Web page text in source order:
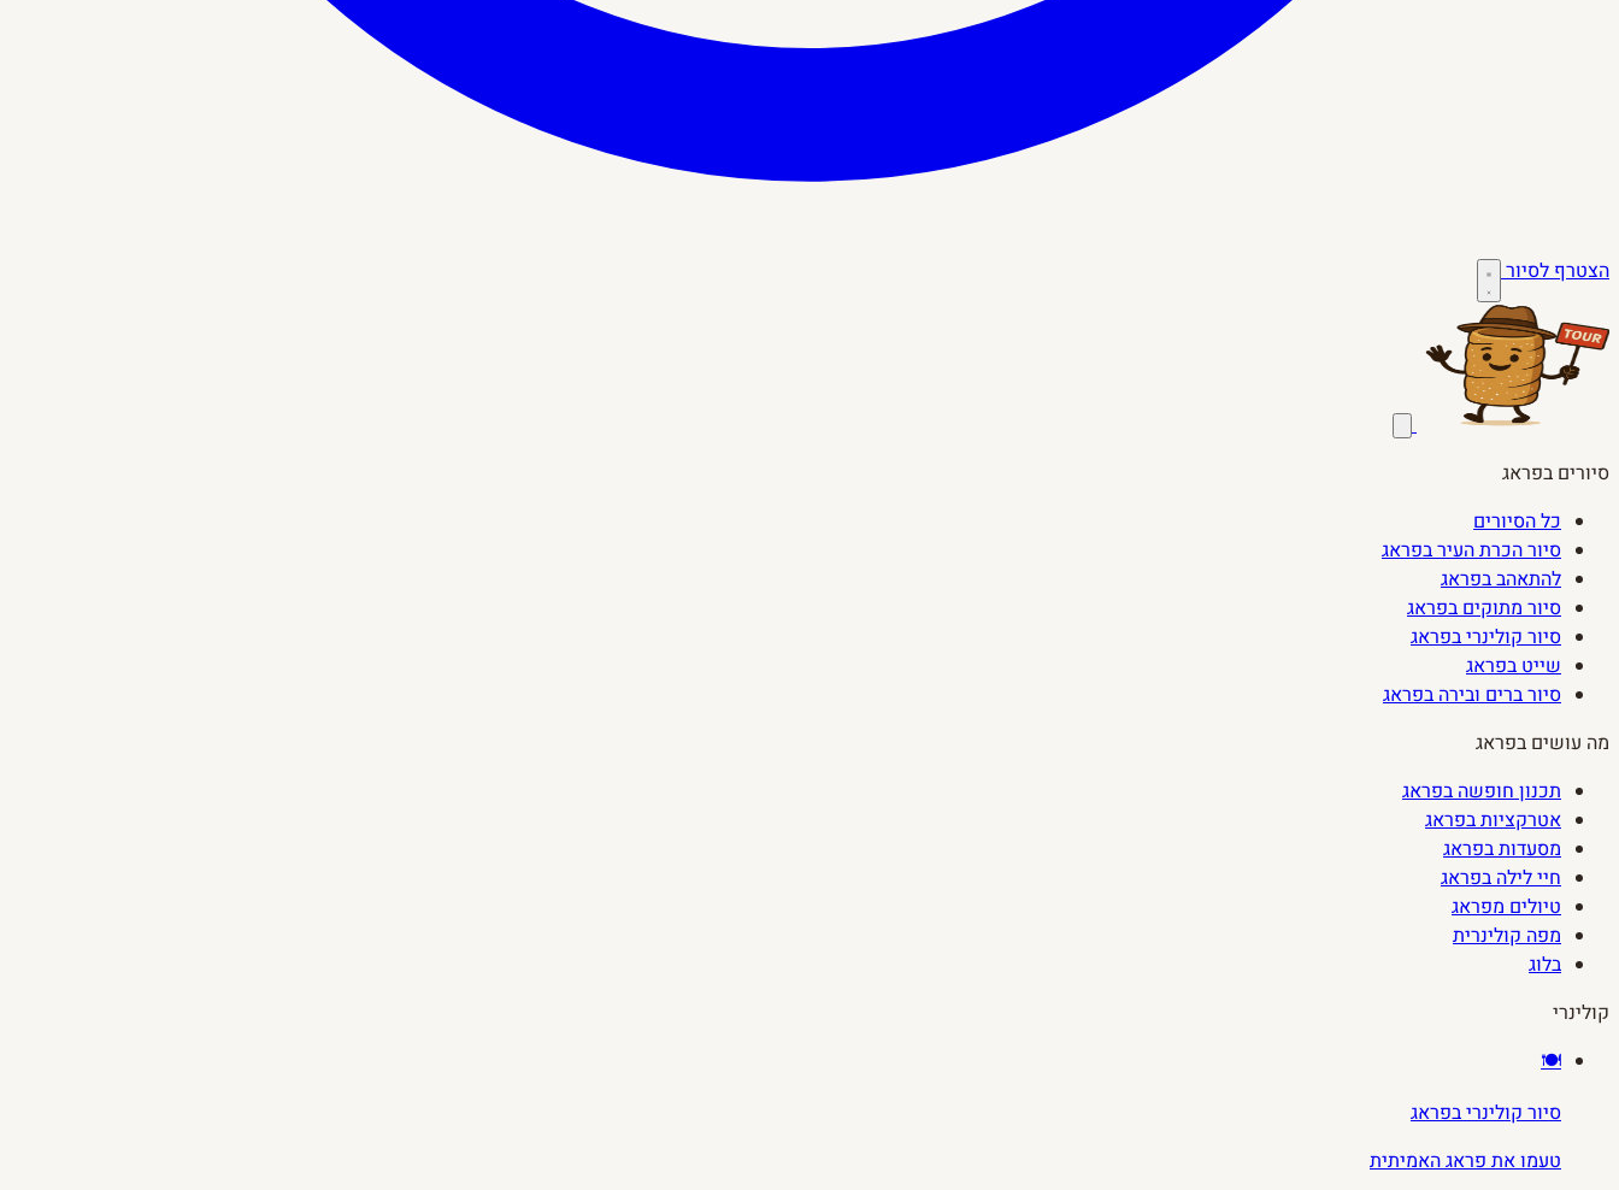
הצטרף לסיור
סיורים בפראג
כל הסיורים
סיור הכרת העיר בפראג
להתאהב בפראג
סיור מתוקים בפראג
סיור קולינרי בפראג
שייט בפראג
סיור ברים ובירה בפראג
מה עושים בפראג
תכנון חופשה בפראג
אטרקציות בפראג
מסעדות בפראג
חיי לילה בפראג
טיולים מפראג
מפה קולינרית
בלוג
קולינרי
🍽️
סיור קולינרי בפראג
טעמו את פראג האמיתית